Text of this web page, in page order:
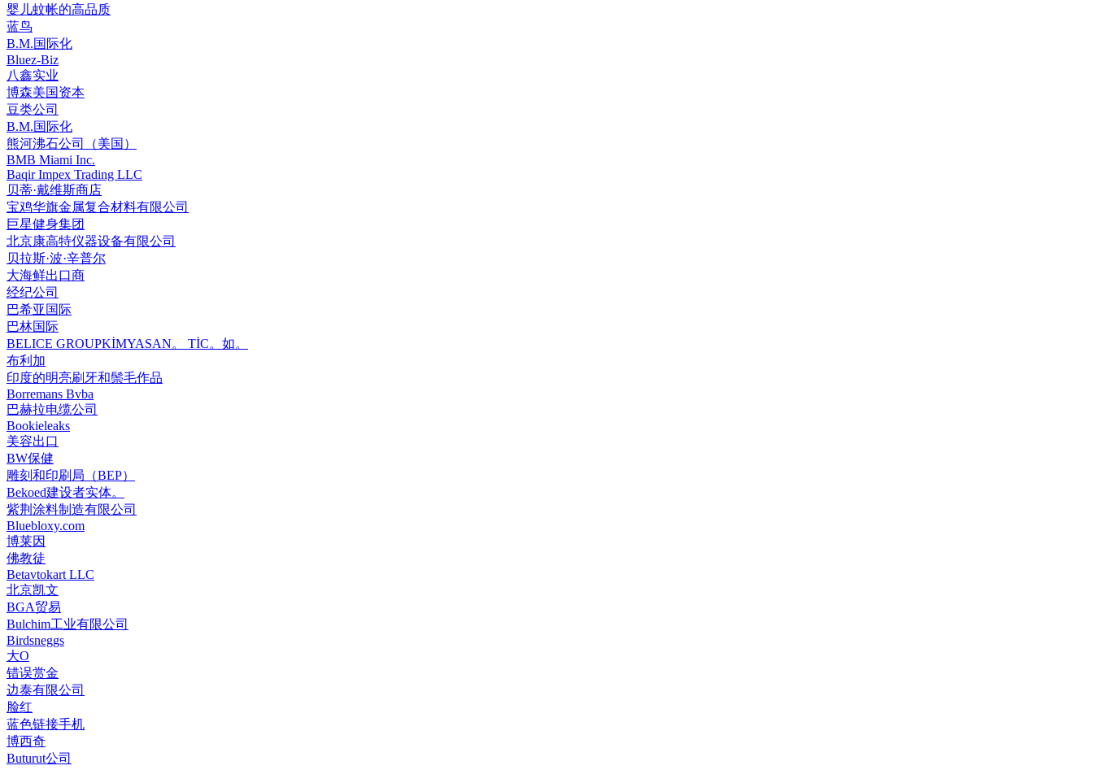
婴儿蚊帐的高品质
蓝鸟
B.M.国际化
Bluez-Biz
八鑫实业
博森美国资本
豆类公司
B.M.国际化
熊河沸石公司（美国）
BMB Miami Inc.
Baqir Impex Trading LLC
贝蒂·戴维斯商店
宝鸡华旗金属复合材料有限公司
巨星健身集团
北京康高特仪器设备有限公司
贝拉斯·波·辛普尔
大海鲜出口商
经纪公司
巴希亚国际
巴林国际
BELICE GROUPKİMYASAN。 TİC。如。
布利加
印度的明亮刷牙和鬃毛作品
Borremans Bvba
巴赫拉电缆公司
Bookieleaks
美容出口
BW保健
雕刻和印刷局（BEP）
Bekoed建设者实体。
紫荆涂料制造有限公司
Bluebloxy.com
博莱因
佛教徒
Betavtokart LLC
北京凯文
BGA贸易
Bulchim工业有限公司
Birdsneggs
大O
错误赏金
边泰有限公司
脸红
蓝色链接手机
博西奇
Buturut公司